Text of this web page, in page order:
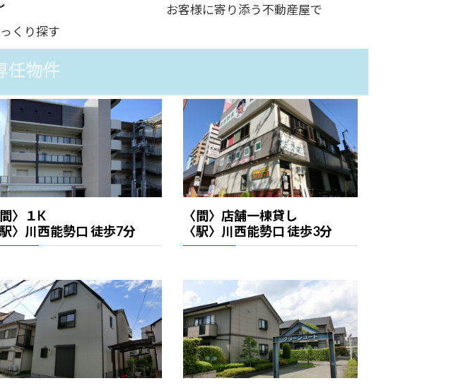
くり探す
お客様に寄り添う不動産屋で
間〉１K
駅〉川西能勢口 徒歩7分
〈間〉店舗一棟貸し
〈駅〉川西能勢口 徒歩3分